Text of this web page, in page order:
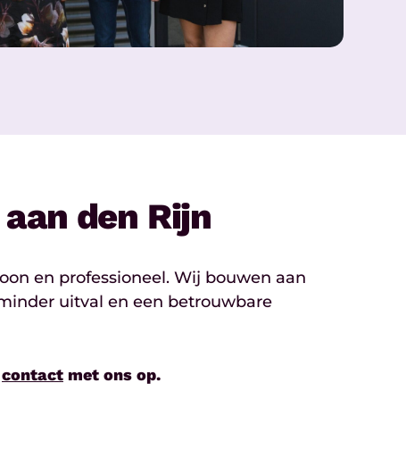
den Rijn
en professioneel. Wij bouwen aan
uitval en een betrouwbare
contact met ons op.